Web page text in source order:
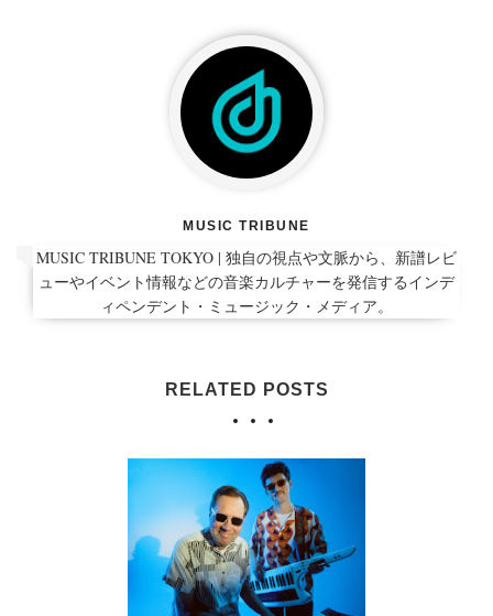
MUSIC TRIBUNE
MUSIC TRIBUNE TOKYO | 独自の視点や文脈から、新譜レビ
ューやイベント情報などの音楽カルチャーを発信するインデ
ィペンデント・ミュージック・メディア。
RELATED POSTS